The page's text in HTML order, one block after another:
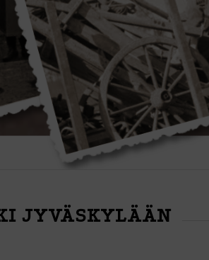
JYVÄSKYLÄÄN